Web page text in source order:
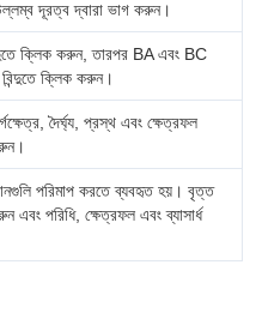
দূরত্ব দ্বারা ভাগ করুন।
ক্লিক করুন, তারপর BA এবং BC
ক্লিক করুন।
দৈর্ঘ্য, প্রস্থ এবং ক্ষেত্রফল
পরিমাপ করতে ব্যবহৃত হয়। বৃত্ত
এবং পরিধি, ক্ষেত্রফল এবং ব্যাসার্ধ